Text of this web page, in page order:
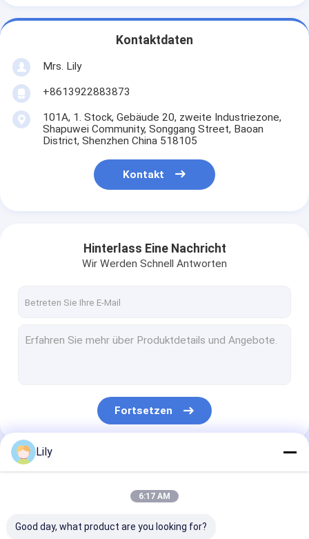
Kontaktdaten
Mrs. Lily
+8613922883873
101A, 1. Stock, Gebäude 20, zweite Industriezone,
Shapuwei Community, Songgang Street, Baoan
District, Shenzhen China 518105
Kontakt
Hinterlass Eine Nachricht
Wir Werden Schnell Antworten
Fortsetzen
Unsere Kategorien
Lily
6:17 AM
Good day, what product are you looking for?